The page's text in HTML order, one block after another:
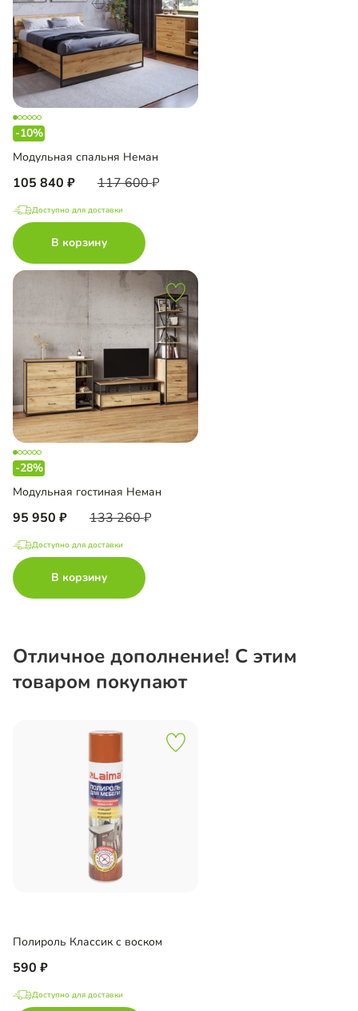
-10%
Модульная спальня Неман
105 840 117 600
Доступно для доставки
В корзину
-28%
Модульная гостиная Неман
95 950 133 260
Доступно для доставки
В корзину
Отличное дополнение! С этим
товаром покупают
Полироль Классик с воском
590
Доступно для доставки